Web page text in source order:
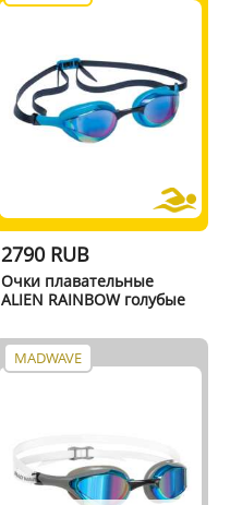
2790 RUB
Очки плавательные
ALIEN RAINBOW голубые
MADWAVE